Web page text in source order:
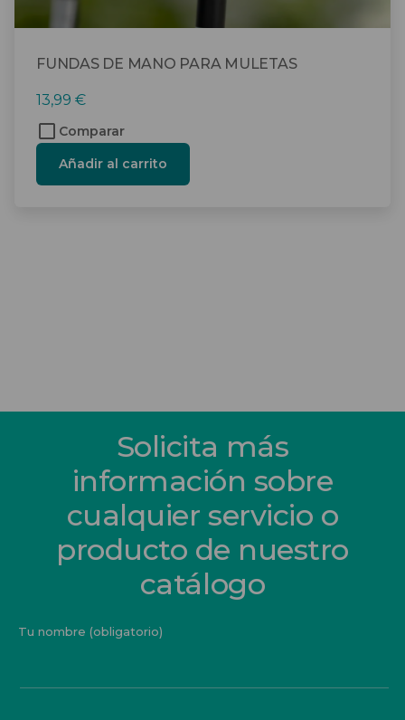
FUNDAS DE MANO PARA MULETAS
13,99 €
Comparar
Añadir al carrito
Solicita más
información sobre
cualquier servicio o
producto de nuestro
catálogo
Tu nombre (obligatorio)